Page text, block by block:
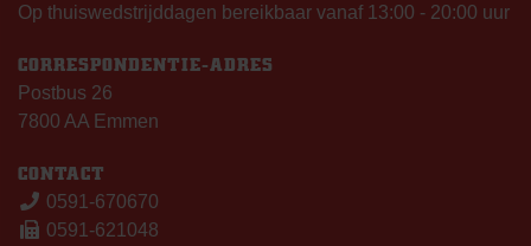
Op thuiswedstrijddagen bereikbaar vanaf 13:00 - 20:00 uur
CORRESPONDENTIE-ADRES
Postbus 26
7800 AA Emmen
CONTACT
0591-670670
0591-621048